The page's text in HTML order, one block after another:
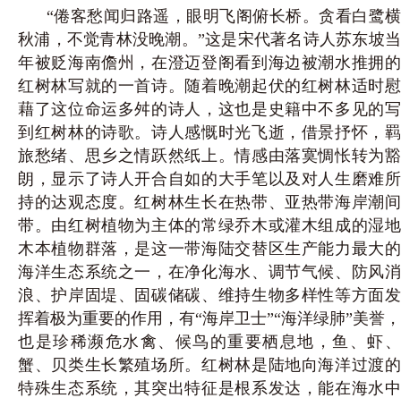
“倦客愁闻归路遥，眼明飞阁俯长桥。贪看白鹭横
秋浦，不觉青林没晚潮。”这是宋代著名诗人苏东坡当
年被贬海南儋州，在澄迈登阁看到海边被潮水推拥的
红树林写就的一首诗。随着晚潮起伏的红树林适时慰
藉了这位命运多舛的诗人，这也是史籍中不多见的写
到红树林的诗歌。诗人感慨时光飞逝，借景抒怀，羁
旅愁绪、思乡之情跃然纸上。情感由落寞惆怅转为豁
朗，显示了诗人开合自如的大手笔以及对人生磨难所
持的达观态度。红树林生长在热带、亚热带海岸潮间
带。由红树植物为主体的常绿乔木或灌木组成的湿地
木本植物群落，是这一带海陆交替区生产能力最大的
海洋生态系统之一，在净化海水、调节气候、防风消
浪、护岸固堤、固碳储碳、维持生物多样性等方面发
挥着极为重要的作用，有“海岸卫士”“海洋绿肺”美誉，
也是珍稀濒危水禽、候鸟的重要栖息地，鱼、虾、
蟹、贝类生长繁殖场所。红树林是陆地向海洋过渡的
特殊生态系统，其突出特征是根系发达，能在海水中